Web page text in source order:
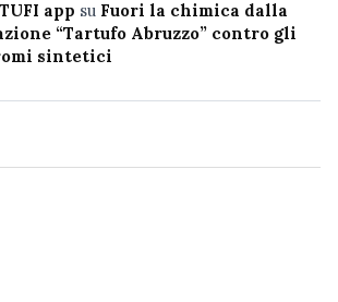
app su Fuori la chimica dalla
“Tartufo Abruzzo” contro gli
sintetici